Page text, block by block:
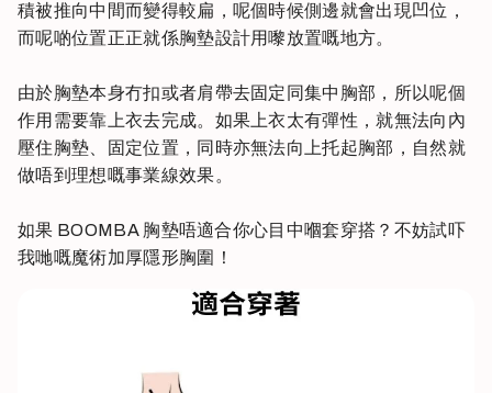
積被推向中間而變得較扁，呢個時候側邊就會出現凹位，
而呢啲位置正正就係胸墊設計用嚟放置嘅地方。
由於胸墊本身冇扣或者肩帶去固定同集中胸部，所以呢個
作用需要靠上衣去完成。如果上衣太有彈性，就無法向內
壓住胸墊、固定位置，同時亦無法向上托起胸部，自然就
做唔到理想嘅事業線效果。
如果 BOOMBA 胸墊唔適合你心目中嗰套穿搭？不妨試吓
我哋嘅魔術加厚隱形胸圍！